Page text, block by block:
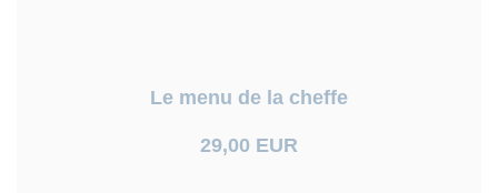
Le menu de la cheffe
29,00 EUR